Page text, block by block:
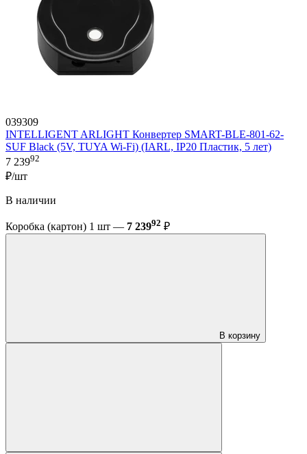
039309
INTELLIGENT ARLIGHT Конвертер SMART-BLE-801-62-
SUF Black (5V, TUYA Wi-Fi) (IARL, IP20 Пластик, 5 лет)
7 23992
₽/шт
В наличии
Коробка (картон) 1 шт — 7 23992 ₽
В корзину